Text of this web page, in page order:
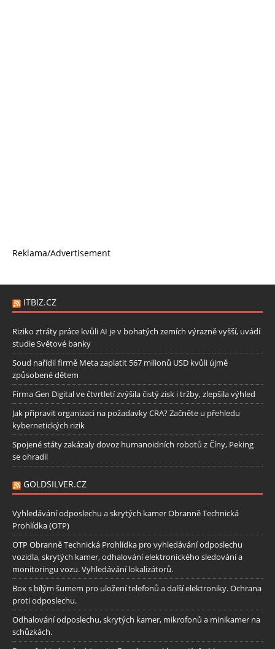
Reklama/Advertisement
ITBIZ.CZ
Riziko ztráty práce kvůli AI je v bohatých zemích výrazně vyšší, uvádí
studie Světové banky
Soud nařídil firmě Meta zaplatit 567 milionů USD kvůli újmě
způsobené dětem
Firma Gen Digital ve čtvrtletí zvýšila čistý zisk i tržby, zlepšila výhled
Jak připravit organizaci na požadavky CRA? Začněte u přehledu
kybernetických rizik
Spojené státy zakázaly dovoz humanoidních robotů z Číny, Peking
se ohradil
GOLDSILVER.CZ
Vyhledávání odposlechu a skrytých kamer Obranně Technická
Prohlídka (OTP)
OTP Obranně Technická Prohlídka pro vyhledávání odposlechu
vozidla, skrytých kamer, odhalování elektronického sledování a
monitoringu vozu. Vyhledávání lokalizátorů.
Box s bílým šumem pro uložení telefonů a další elektroniky. Ochrana
proti odposlechu.
Odhalování odposlechu, skrytých kamer, mikrofonů a minikamer na
schůzkách.